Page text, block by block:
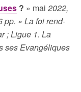
? » mai 2022,
pp. « La foi rend-
; Ligue 1. La
ses Evangéliques